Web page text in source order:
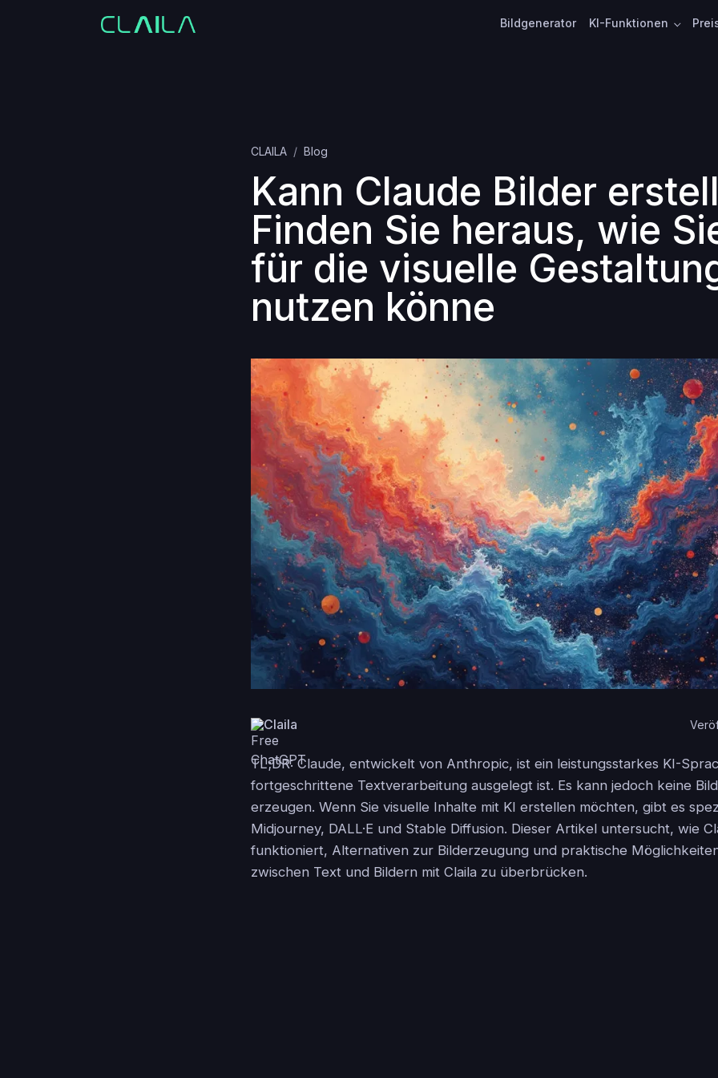
Bildgenerator KI-Funktionen
CLAILA Blog
Kann Claude Bilder
Finden Sie heraus, wie
für die visuelle
nutzen könne
Claila
TL;DR: Claude, entwickelt von Anthropic, ist ein leistungsstarkes KI-
fortgeschrittene Textverarbeitung ausgelegt ist. Es kann jedoch keine
erzeugen. Wenn Sie visuelle Inhalte mit KI erstellen möchten, gibt es
Midjourney, DALL·E und Stable Diffusion. Dieser Artikel untersucht, wie
funktioniert, Alternativen zur Bilderzeugung und praktische
zwischen Text und Bildern mit Claila zu überbrücken.